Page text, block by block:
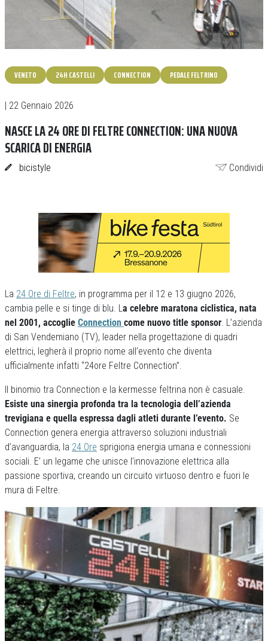
VENETO 24H CASTELLI CONNECTION PEDALE FELTRINO
| 22 Gennaio 2026
NASCE LA 24 ORE DI FELTRE CONNECTION: UNA NUOVA
SCARICA DI ENERGIA
bicistyle Condividi
La 24 Ore di Feltre, in programma per il 12 e 13 giugno 2026,
cambia pelle e si tinge di blu. La celebre maratona ciclistica, nata
nel 2001, accoglie Connection come nuovo title sponsor. L’azienda
di San Vendemiano (TV), leader nella progettazione di quadri
elettrici, legherà il proprio nome all’evento che diventa
ufficialmente infatti “24ore Feltre Connection”.
Il binomio tra Connection e la kermesse feltrina non è casuale.
Esiste una sinergia profonda tra la tecnologia dell’azienda
trevigiana e quella espressa dagli atleti durante l’evento. Se
Connection genera energia attraverso soluzioni industriali
d’avanguardia, la 24 Ore sprigiona energia umana e connessioni
sociali. E’ un legame che unisce l’innovazione elettrica alla
passione sportiva, creando un circuito virtuoso dentro e fuori le
mura di Feltre.